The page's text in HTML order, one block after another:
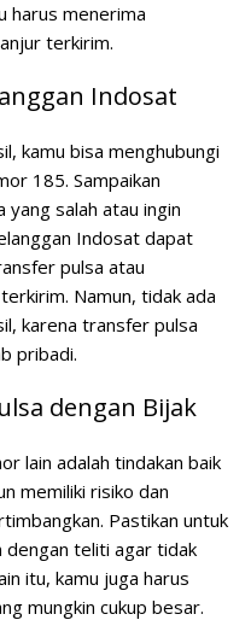
harus menerima
terkirim.
Indosat
kamu bisa menghubungi
185. Sampaikan
salah atau ingin
Indosat dapat
pulsa atau
Namun, tidak ada
karena transfer pulsa
pribadi.
dengan Bijak
lain adalah tindakan baik
memiliki risiko dan
Pastikan untuk
dengan teliti agar tidak
itu, kamu juga harus
mungkin cukup besar.